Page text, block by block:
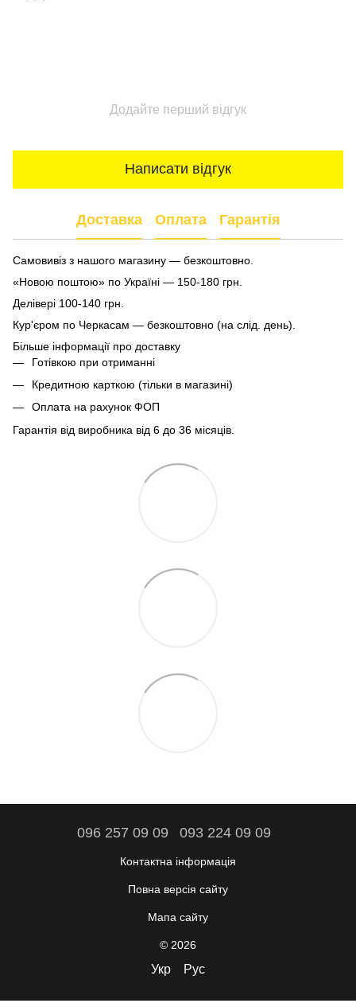
Додайте перший відгук
Написати відгук
Доставка Оплата Гарантія
Самовивіз з нашого магазину — безкоштовно.
«Новою поштою» по Україні — 150-180 грн.
Делівері 100-140 грн.
Кур'єром по Черкасам — безкоштовно (на слід. день).
Більше інформації про доставку
Готівкою при отриманні
Кредитною карткою (тільки в магазині)
Оплата на рахунок ФОП
Гарантія від виробника від 6 до 36 місяців.
096 257 09 09 093 224 09 09
Контактна інформація
Повна версія сайту
Мапа сайту
© 2026
Укр Рус